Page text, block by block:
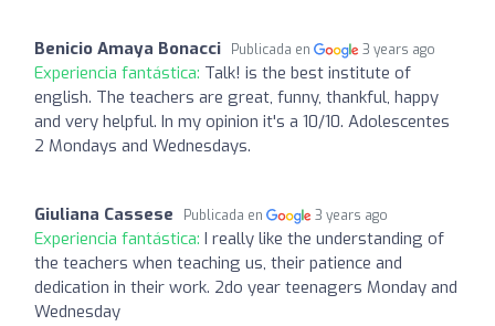
Benicio Amaya Bonacci Publicada en 3 years ago
Experiencia fantástica: Talk! is the best institute of
english. The teachers are great, funny, thankful, happy
and very helpful. In my opinion it's a 10/10. Adolescentes
2 Mondays and Wednesdays.
Giuliana Cassese Publicada en 3 years ago
Experiencia fantástica: I really like the understanding of
the teachers when teaching us, their patience and
dedication in their work. 2do year teenagers Monday and
Wednesday